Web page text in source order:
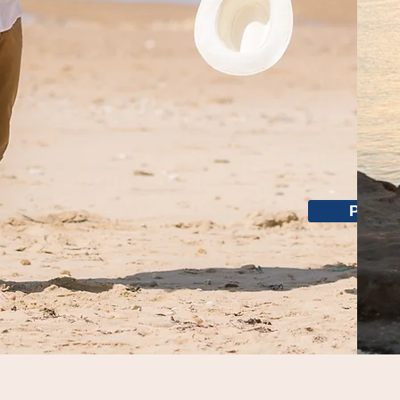
Votre
La routine a pris le dessus sur la
thérapie de couple
relation.
Découvrez comment :
✨ Raviver la communication
✨ Redécouvrir les petites
✨ Échapper à la routine qui étouffe